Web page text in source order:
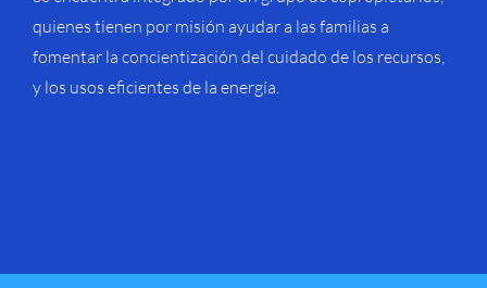
quienes tienen por misión ayudar a las familias a
fomentar la concientización del cuidado de los recursos,
y los usos eficientes de la energía.